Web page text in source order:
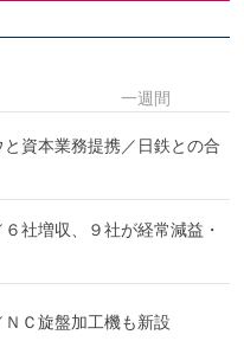
資本業務提携／日鉄との合
社増収、９社が経常減益・
Ｃ旋盤加工機も新設
一週間